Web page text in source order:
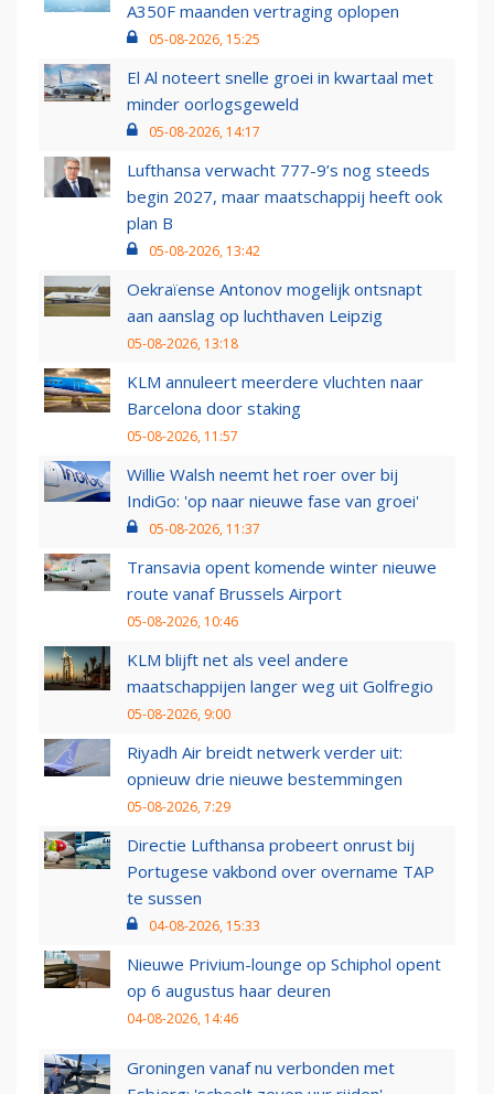
A350F maanden vertraging oplopen
05-08-2026, 15:25
El Al noteert snelle groei in kwartaal met
minder oorlogsgeweld
05-08-2026, 14:17
Lufthansa verwacht 777-9’s nog steeds
begin 2027, maar maatschappij heeft ook
plan B
05-08-2026, 13:42
Oekraïense Antonov mogelijk ontsnapt
aan aanslag op luchthaven Leipzig
05-08-2026, 13:18
KLM annuleert meerdere vluchten naar
Barcelona door staking
05-08-2026, 11:57
Willie Walsh neemt het roer over bij
IndiGo: 'op naar nieuwe fase van groei'
05-08-2026, 11:37
Transavia opent komende winter nieuwe
route vanaf Brussels Airport
05-08-2026, 10:46
KLM blijft net als veel andere
maatschappijen langer weg uit Golfregio
05-08-2026, 9:00
Riyadh Air breidt netwerk verder uit:
opnieuw drie nieuwe bestemmingen
05-08-2026, 7:29
Directie Lufthansa probeert onrust bij
Portugese vakbond over overname TAP
te sussen
04-08-2026, 15:33
Nieuwe Privium-lounge op Schiphol opent
op 6 augustus haar deuren
04-08-2026, 14:46
Groningen vanaf nu verbonden met